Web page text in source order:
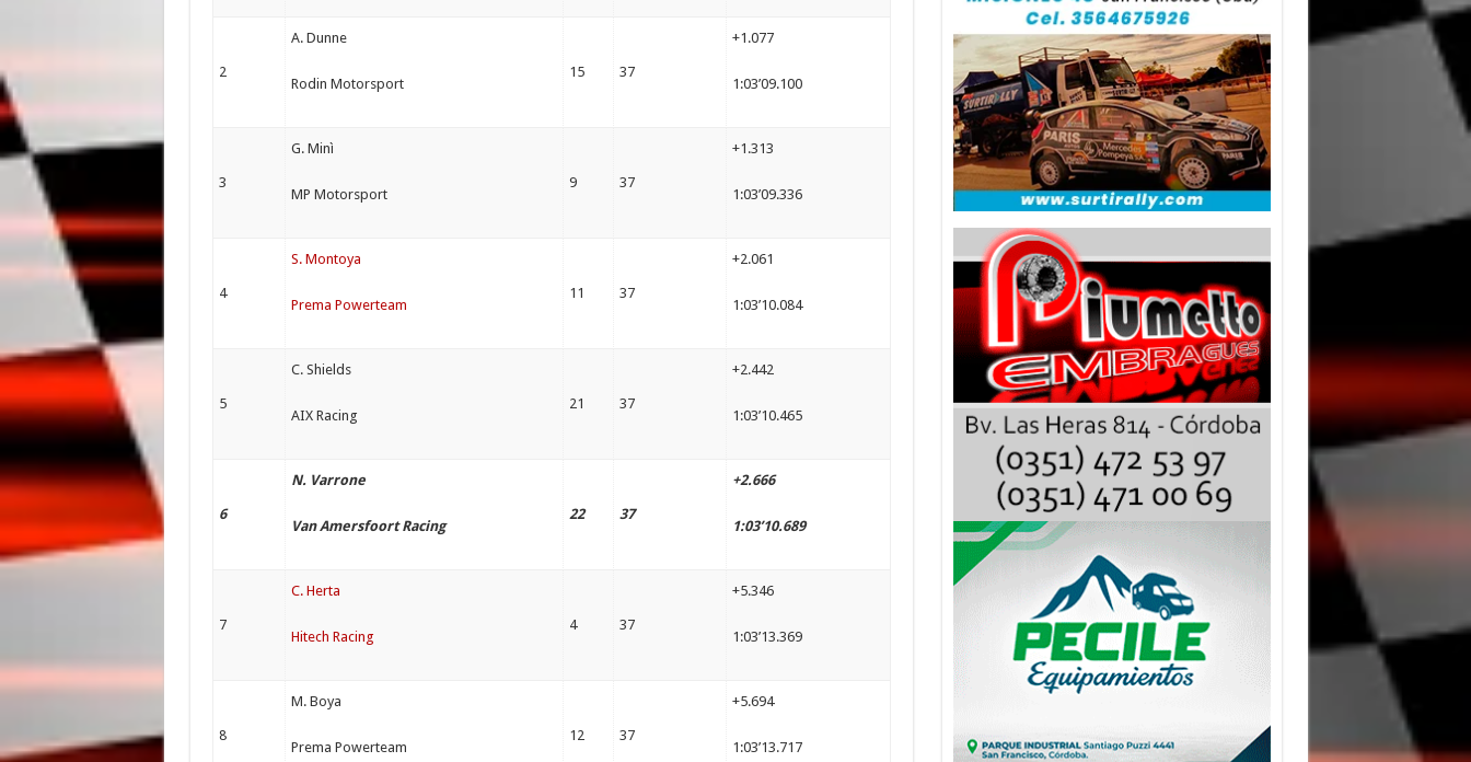
2
A. Dunne
Rodin Motorsport
15 37
+1.077
1:03’09.100
3
G. Minì
MP Motorsport
9 37
+1.313
1:03’09.336
4
S. Montoya
Prema Powerteam
11 37
+2.061
1:03’10.084
5
C. Shields
AIX Racing
21 37
+2.442
1:03’10.465
6
N. Varrone
Van Amersfoort Racing
22 37
+2.666
1:03’10.689
7
C. Herta
Hitech Racing
4 37
+5.346
1:03’13.369
8
M. Boya
Prema Powerteam
12 37
+5.694
1:03’13.717